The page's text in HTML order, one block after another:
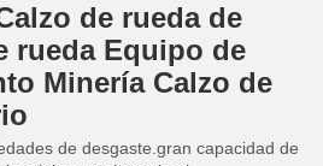
de rueda de
rueda Equipo de
Minería Calzo de
de desgaste.gran capacidad de